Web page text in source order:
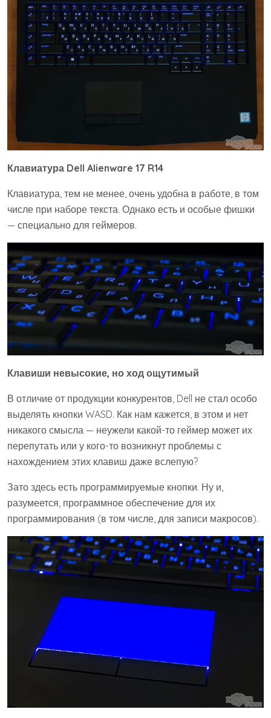
Клавиатура Dell Alienware 17 R14
Клавиатура, тем не менее, очень удобна в работе, в том
числе при наборе текста. Однако есть и особые фишки
— специально для геймеров.
Клавиши невысокие, но ход ощутимый
В отличие от продукции конкурентов, Dell не стал особо
выделять кнопки WASD. Как нам кажется, в этом и нет
никакого смысла — неужели какой-то геймер может их
перепутать или у кого-то возникнут проблемы с
нахождением этих клавиш даже вслепую?
Зато здесь есть программируемые кнопки. Ну и,
разумеется, программное обеспечение для их
программирования (в том числе, для записи макросов).